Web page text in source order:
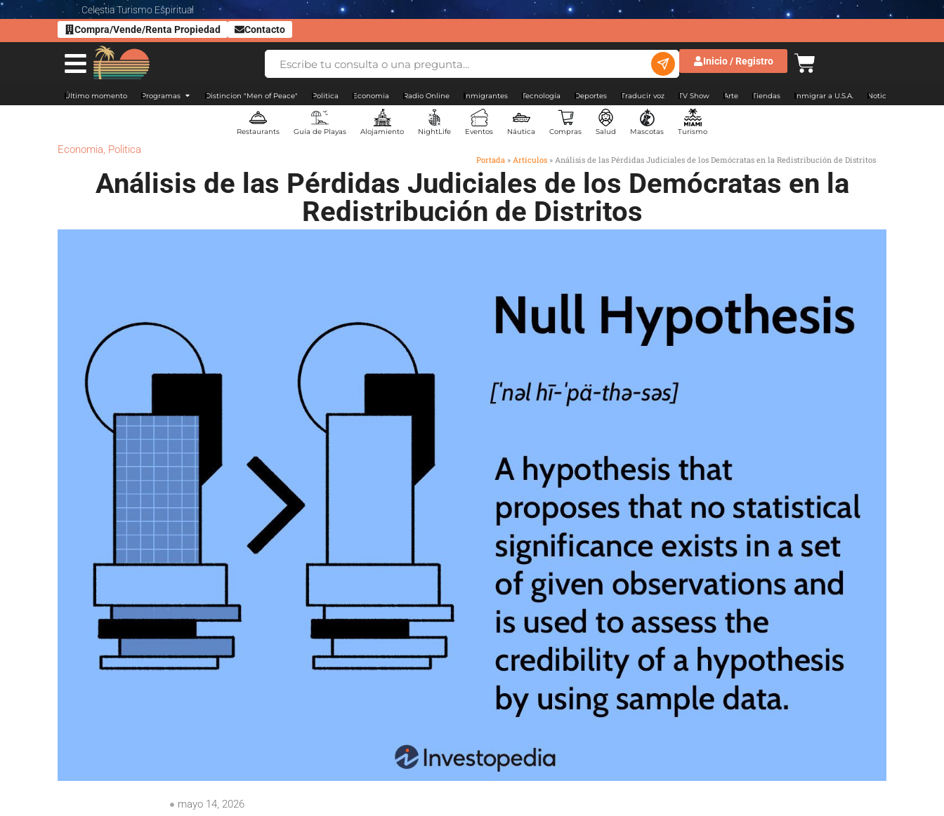
Celestia Turismo Espiritual
Compra/Vende/Renta Propiedad
Contacto
Inicio / Registro
Último momento Programas Distincion "Men of Peace" Politica Economia Radio Online Inmigrantes Tecnología Deportes Traducir voz TV Show Arte Tiendas Inmigrar a U.S.A. Noticias Argentina
Restaurants Guía de Playas Alojamiento NightLife Eventos Náutica Compras Salud Mascotas Turismo
Economia, Politica
Portada » Artículos » Análisis de las Pérdidas Judiciales de los Demócratas en la Redistribución de Distritos
Análisis de las Pérdidas Judiciales de los Demócratas en la
Redistribución de Distritos
mayo 14, 2026